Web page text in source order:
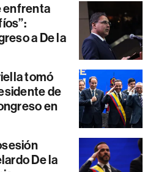
enfrenta
a De la
tomó
de
en
De la